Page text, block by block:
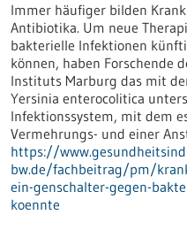
Immer häufiger bilden
Antibiotika. Um neue
bakterielle Infektionen
können, haben Forschende
Instituts Marburg das mit
Yersinia enterocolitica
Infektionssystem, mit dem
Vermehrungs- und einer
https://
bw.de/fachbeitrag/pm/
ein-genschalter-gegen-
koennte